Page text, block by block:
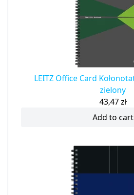
LEITZ Office Card
zielony
43,47zł
Add to cart